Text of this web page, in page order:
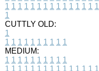
1 1 1 1 1 1 1 1 1 1 1 1 1 1 1
1
CUTTLY OLD:
1
1 1 1 1 1 1 1 1 1 1
MEDIUM:
1 1 1 1 1 1 1 1 1 1
1 1 1 1 1 1 1 1 1 1 1 1 1 1 1